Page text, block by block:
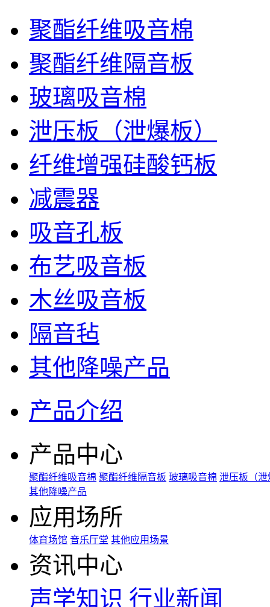
聚酯纤维吸音棉
聚酯纤维隔音板
玻璃吸音棉
泄压板（泄爆板）
纤维增强硅酸钙板
减震器
吸音孔板
布艺吸音板
木丝吸音板
隔音毡
其他降噪产品
产品介绍
产品中心
聚酯纤维吸音棉 聚酯纤维隔音板 玻璃吸音棉 泄压板（泄
其他降噪产品
应用场所
体育场馆 音乐厅堂 其他应用场景
资讯中心
声学知识 行业新闻